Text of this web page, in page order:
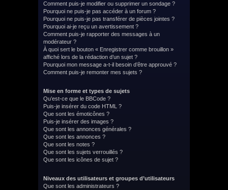
Comment puis-je modifier ou supprimer un sondage ?
Pourquoi ne puis-je pas accéder à un forum ?
Pourquoi ne puis-je pas transférer de pièces jointes ?
Pourquoi ai-je reçu un avertissement ?
Comment puis-je rapporter des messages à un
modérateur ?
À quoi sert le bouton « Enregistrer comme brouillon »
affiché lors de la rédaction d’un sujet ?
Pourquoi mon message a-t-il besoin d’être approuvé ?
Comment puis-je remonter mes sujets ?
Mise en forme et types de sujets
Qu’est-ce que le BBCode ?
Puis-je insérer du code HTML ?
Que sont les émoticônes ?
Puis-je insérer des images ?
Que sont les annonces générales ?
Que sont les annonces ?
Que sont les notes ?
Que sont les sujets verrouillés ?
Que sont les icônes de sujet ?
Niveaux des utilisateurs et groupes d’utilisateurs
Que sont les administrateurs ?